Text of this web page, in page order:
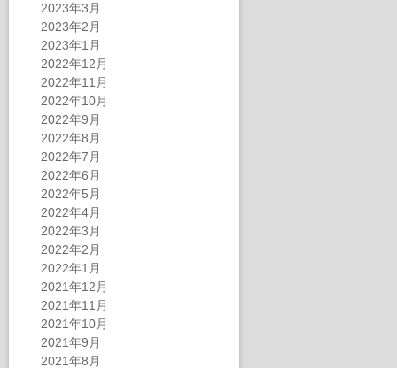
2023年3月
2023年2月
2023年1月
2022年12月
2022年11月
2022年10月
2022年9月
2022年8月
2022年7月
2022年6月
2022年5月
2022年4月
2022年3月
2022年2月
2022年1月
2021年12月
2021年11月
2021年10月
2021年9月
2021年8月